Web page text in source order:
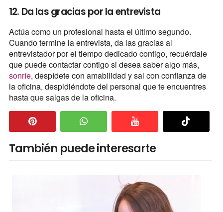
12. Da las gracias por la entrevista
Actúa como un profesional hasta el último segundo.
Cuando termine la entrevista, da las gracias al
entrevistador por el tiempo dedicado contigo, recuérdale
que puede contactar contigo si desea saber algo más,
sonríe, despídete con amabilidad y sal con confianza de
la oficina, despidiéndote del personal que te encuentres
hasta que salgas de la oficina.
También puede interesarte